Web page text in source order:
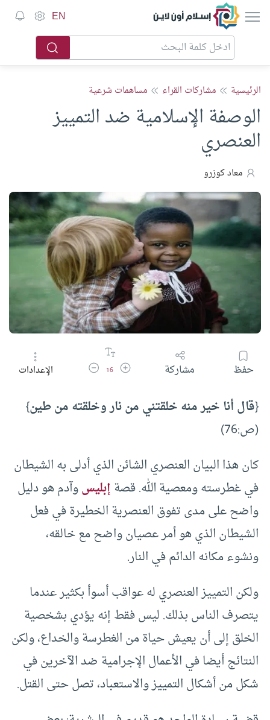
إسلام أون لاين EN
الرئيسية مشاركات القراء مساهمات شرعية
الوصفة الإسلامية ضد التمييز
العنصري
معاد كوزرو
حفظ مشاركة زيادة حجم الخط
16 تقليل حجم الخطالإعدادات
{قال أنا خير منه خلقتني من نار وخلقته من طين}
(ص:76)
كان هذا البيان العنصري الشائن الذي أدلى به الشيطان
في غطرسته ومعصية الله. قصةإبليسوآدم هو دليل
واضح على مدى تفوق العنصرية الخطيرة في فعل
الشيطان الذي هو أمر عصيان واضح مع خالقه،
ونشوء مكانه الدائم في النار.
ولكن التمييز العنصري له عواقب أسوأ بكثير عندما
يتصرف الناس بذلك. ليس فقط إنه يؤدي بشخصية
الخلق إلى أن يعيش حياة من الغطرسة والخداع، ولكن
النتائج أيضا في الأعمال الإجرامية ضد الآخرين في
شكل من أشكال التمييز والاستعباد، تصل حتى القتل.